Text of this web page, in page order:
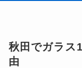
秋田でガラス
由